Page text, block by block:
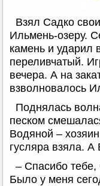
Взял Садко
Ильмень-озеру.
камень и ударил
переливчатый.
вечера. А на
взволновалось
Поднялась
песком
Водяной –
гусляра взяла. А
– Спасибо тебе,
Было у меня